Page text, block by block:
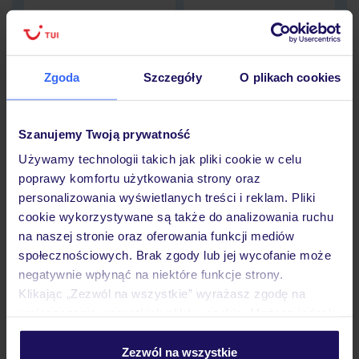
Zgoda Szczegóły O plikach cookies
Szanujemy Twoją prywatność
Używamy technologii takich jak pliki cookie w celu
poprawy komfortu użytkowania strony oraz
personalizowania wyświetlanych treści i reklam. Pliki
cookie wykorzystywane są także do analizowania ruchu
na naszej stronie oraz oferowania funkcji mediów
społecznościowych. Brak zgody lub jej wycofanie może
negatywnie wpłynąć na niektóre funkcje strony.
Klikając „Zezwól na wszystkie” wyrażasz zgodę na
personalizować swój wybór wchodząc w zakładkę
Zezwól na wszystkie
Dane Mondial Assistance
Sprawdź szczegóły
wariantów ochrony »
Dlaczego warto wybrać TUI?
Lider niskich cen
Największe biuro
podróży w Polsce